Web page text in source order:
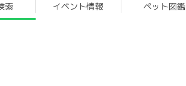
索 イベント情報 ペット図鑑